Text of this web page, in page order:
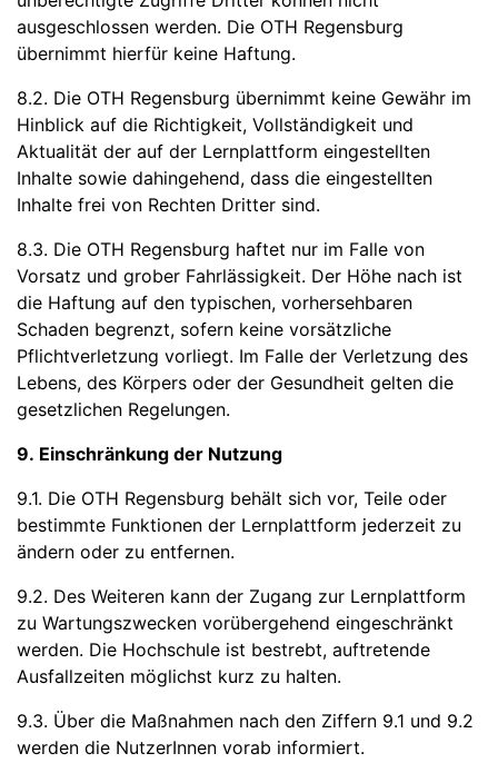
ausgeschlossen werden. Die OTH Regensburg
übernimmt hierfür keine Haftung.
8.2. Die OTH Regensburg übernimmt keine Gewähr im
Hinblick auf die Richtigkeit, Vollständigkeit und
Aktualität der auf der Lernplattform eingestellten
Inhalte sowie dahingehend, dass die eingestellten
Inhalte frei von Rechten Dritter sind.
8.3. Die OTH Regensburg haftet nur im Falle von
Vorsatz und grober Fahrlässigkeit. Der Höhe nach ist
die Haftung auf den typischen, vorhersehbaren
Schaden begrenzt, sofern keine vorsätzliche
Pflichtverletzung vorliegt. Im Falle der Verletzung des
Lebens, des Körpers oder der Gesundheit gelten die
gesetzlichen Regelungen.
9. Einschränkung der Nutzung
9.1. Die OTH Regensburg behält sich vor, Teile oder
bestimmte Funktionen der Lernplattform jederzeit zu
ändern oder zu entfernen.
9.2. Des Weiteren kann der Zugang zur Lernplattform
zu Wartungszwecken vorübergehend eingeschränkt
werden. Die Hochschule ist bestrebt, auftretende
Ausfallzeiten möglichst kurz zu halten.
9.3. Über die Maßnahmen nach den Ziffern 9.1 und 9.2
werden die NutzerInnen vorab informiert.